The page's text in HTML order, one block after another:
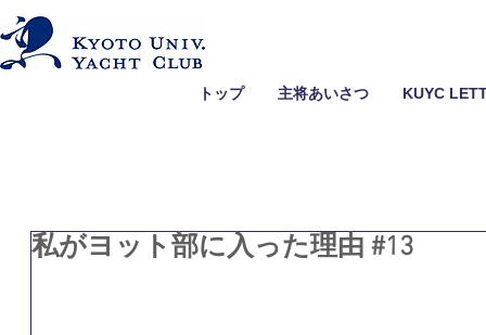
トップ 主将あいさつ KUYC
私がヨット部に入った理由 #13